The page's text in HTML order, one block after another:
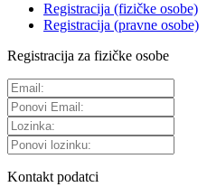
Registracija (fizičke osobe)
Registracija (pravne osobe)
Registracija za fizičke osobe
Kontakt podatci